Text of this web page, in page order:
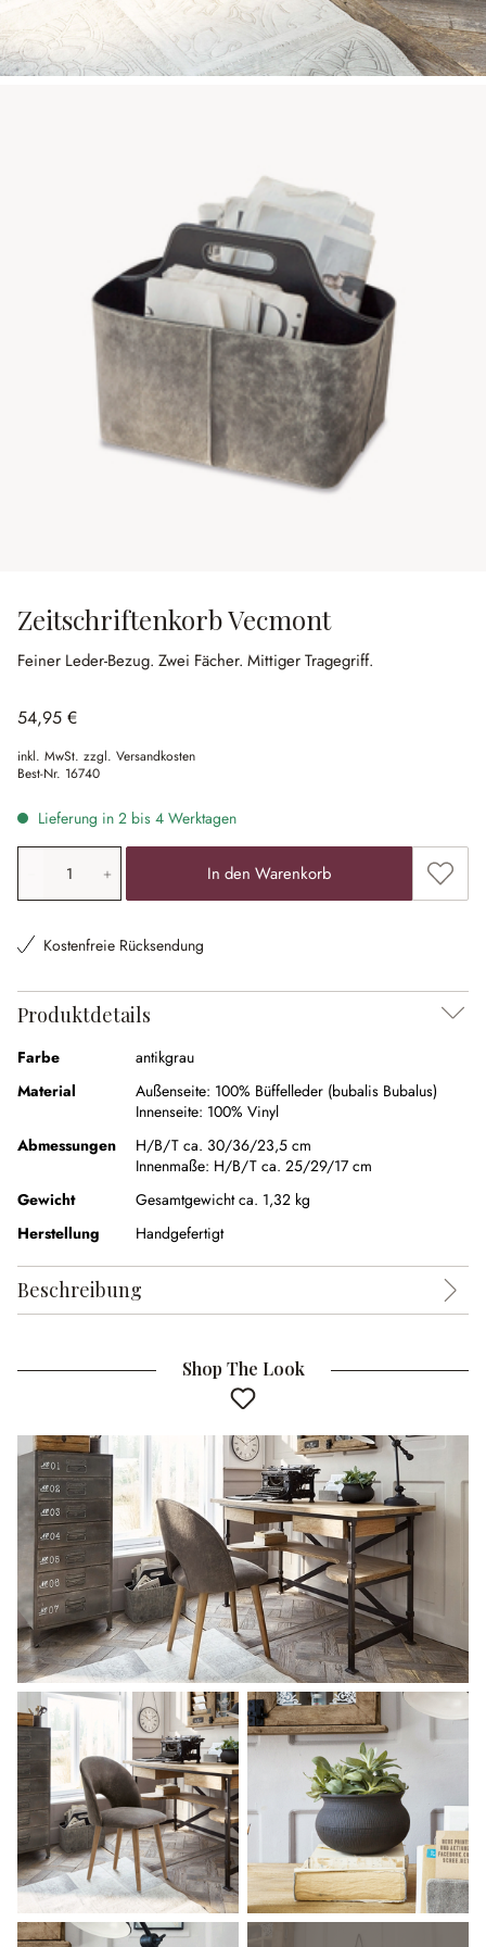
Zeitschriftenkorb Vecmont
Feiner Leder-Bezug. Zwei Fächer. Mittiger Tragegriff.
54,95 €
inkl. MwSt. zzgl. Versandkosten
Best-Nr. 16740
Lieferung in 2 bis 4 Werktagen
Produkt Anzahl: Gib den gewünschten Wert ein oder
In den Warenkorb Zum
Kostenfreie Rücksendung
Produktdetails
Farbe
antikgrau
Material
Außenseite: 100% Büffelleder (bubalis Bubalus)
Innenseite: 100% Vinyl
Abmessungen
H/B/T ca. 30/36/23,5 cm
Innenmaße: H/B/T ca. 25/29/17 cm
Gewicht
Gesamtgewicht ca. 1,32 kg
Herstellung
Handgefertigt
Beschreibung
Shop The Look